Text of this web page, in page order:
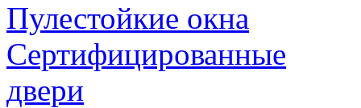
Пулестойкие окна
Сертифицированные
двери